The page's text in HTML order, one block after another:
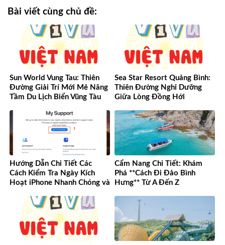
Bài viết cùng chủ đề:
Sun World Vung Tau: Thiên
Đường Giải Trí Mới Mẻ Nâng
Tầm Du Lịch Biển Vũng Tàu
Sea Star Resort Quảng Bình:
Thiên Đường Nghỉ Dưỡng
Giữa Lòng Đồng Hới
Hướng Dẫn Chi Tiết Các
Cách Kiểm Tra Ngày Kích
Hoạt iPhone Nhanh Chóng và
Cẩm Nang Chi Tiết: Khám
Phá **Cách Đi Đảo Bình
Hưng** Từ A Đến Z